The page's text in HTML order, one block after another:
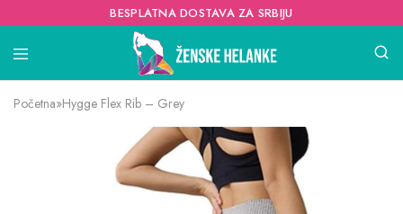
BESPLATNA DOSTAVA ZA SRBIJU
Početna»Hygge Flex Rib – Grey